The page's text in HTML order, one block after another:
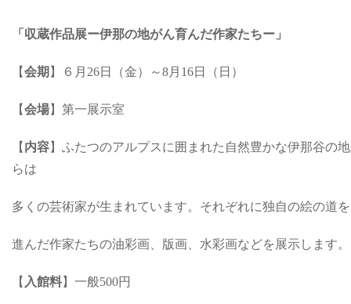
「収蔵作品展ー伊那の地がん育んだ作家たちー」
【会期 】６月26日（金）～8月16日（日）
【会場】第一展示室
【 内容】ふたつのアルプスに囲まれた自然豊かな伊那谷の
らは
多くの芸術家が生まれています。それぞれに独自の絵の道を
進んだ作家たちの油彩画、版画、水彩画などを展示します。
【 入館料】一般500円